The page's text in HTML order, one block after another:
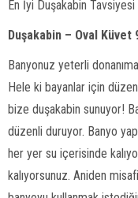
En İyi Duşakabin
Duşakabin – Oval Küvet
Banyonuz yeterli
Hele ki bayanlar için
bize duşakabin sunuyor!
düzenli duruyor. Banyo
her yer su içerisinde
kalıyorsunuz. Aniden